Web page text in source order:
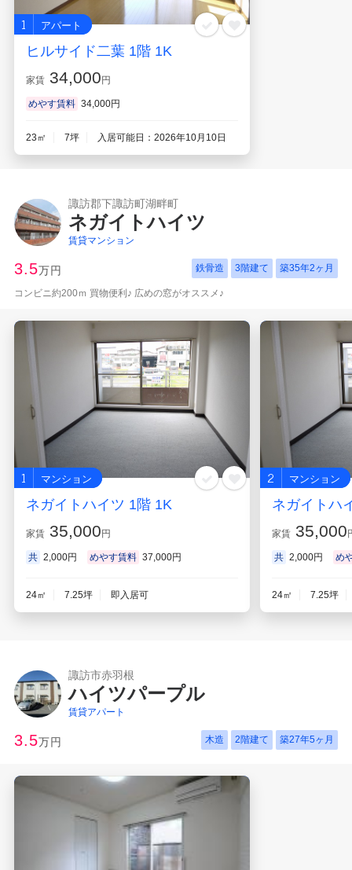
1 アパート
ヒルサイド二葉 1階 1K
家賃 34,000 円
めやす賃料 34,000円
23㎡ 7坪 入居可能日：2026年10月10日
諏訪郡下諏訪町湖畔町
ネガイトハイツ
賃貸マンション
3.5万円 鉄骨造 3階建て 築35年2ヶ月
コンビニ約200ｍ 買物便利♪ 広めの窓がオススメ♪
1 マンション
ネガイトハイツ 1階 1K
家賃 35,000円
共 2,000円 めやす賃料 37,000円
24㎡ 7.25坪 即入居可
2 マンション
ネガイトハ
家賃 35,000
共 2,000円 め
24㎡ 7.25坪
諏訪市赤羽根
ハイツパープル
賃貸アパート
3.5万円 木造 2階建て 築27年5ヶ月